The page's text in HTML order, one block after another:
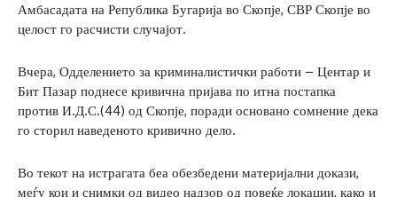
Амбасадата на Република Бугарија во Скопје, СВР Скопје во
целост го расчисти случајот.
Вчера, Одделението за криминалистички работи – Центар и
Бит Пазар поднесе кривична пријава по итна постапка
против И.Д.С.(44) од Скопје, поради основано сомнение дека
го сторил наведеното кривично дело.
Во текот на истрагата беа обезбедени материјални докази,
меѓу кои и снимки од видео надзор од повеќе локации, како и